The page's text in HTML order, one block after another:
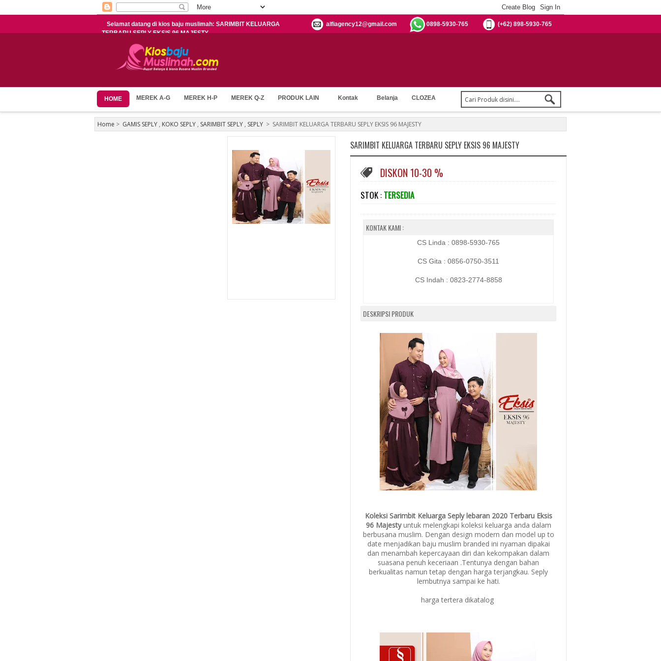
Selamat datang di kios baju muslimah: SARIMBIT KELUARGA
TERBARU SEPLY EKSIS 96 MAJESTY
(+62) 898-5930-765
0898-5930-765
alfiagency12@gmail.com
HOME MEREK A-G MEREK H-P MEREK Q-Z PRODUK LAIN Kontak Belanja CLOZEA
Home > GAMIS SEPLY , KOKO SEPLY , SARIMBIT SEPLY , SEPLY > SARIMBIT KELUARGA TERBARU SEPLY EKSIS 96 MAJESTY
SARIMBIT KELUARGA TERBARU SEPLY EKSIS 96 MAJESTY
DISKON 10-30 %
STOK : TERSEDIA
KONTAK KAMI :
CS Linda : 0898-5930-765
CS Gita : 0856-0750-3511
CS Indah : 0823-2774-8858
DESKRIPSI PRODUK
Koleksi Sarimbit Keluarga Seply lebaran 2020 Terbaru Eksis
96 Majesty untuk melengkapi koleksi keluarga anda dalam
berbusana muslim. Dengan design modern dan model up to
date menjadikan baju muslim branded ini nyaman dipakai
dan menambah kepercayaan diri dan kekompakan dalam
suasana penuh keceriaan .Tentunya dengan bahan
berkualitas namun tetap dengan harga terjangkau. Seply
lembutnya sampai ke hati.
harga tertera dikatalog